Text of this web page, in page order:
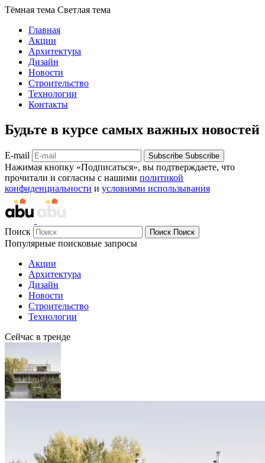
Тёмная тема Светлая тема
Главная
Акции
Архитектура
Дизайн
Новости
Строительство
Технологии
Контакты
Будьте в курсе самых важных новостей
E-mail Subscribe Subscribe
Нажимая кнопку «Подписаться», вы подтверждаете, что
прочитали и согласны с нашими политикой
конфиденциальности и условиями использывания
Поиск Поиск Поиск
Популярные поисковые запросы
Акции
Архитектура
Дизайн
Новости
Строительство
Технологии
Сейчас в тренде